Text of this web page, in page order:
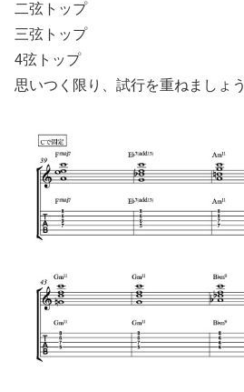
二弦トップ
三弦トップ
4弦トップ
思いつく限り、試行を重ねましょう